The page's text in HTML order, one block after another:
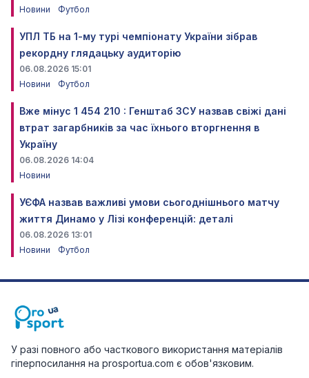
Новини
Футбол
УПЛ ТБ на 1-му турі чемпіонату України зібрав
рекордну глядацьку аудиторію
06.08.2026 15:01
Новини
Футбол
Вже мінус 1 454 210 : Генштаб ЗСУ назвав свіжі дані
втрат загарбників за час їхнього вторгнення в
Україну
06.08.2026 14:04
Новини
УЄФА назвав важливі умови сьогоднішнього матчу
життя Динамо у Лізі конференцій: деталі
06.08.2026 13:01
Новини
Футбол
У разі повного або часткового використання матеріалів
гіперпосилання на prosportua.com є обов'язковим.